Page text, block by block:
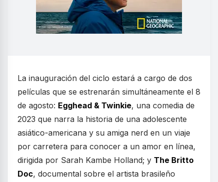
La inauguración del ciclo estará a cargo de dos
películas que se estrenarán simultáneamente el 8
de agosto: Egghead & Twinkie, una comedia de
2023 que narra la historia de una adolescente
asiático-americana y su amiga nerd en un viaje
por carretera para conocer a un amor en línea,
dirigida por Sarah Kambe Holland; y The Britto
Doc, documental sobre el artista brasileño